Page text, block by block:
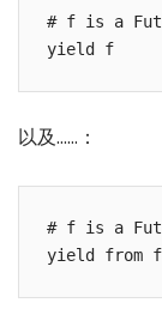
# f is a
以及……：
# f is a